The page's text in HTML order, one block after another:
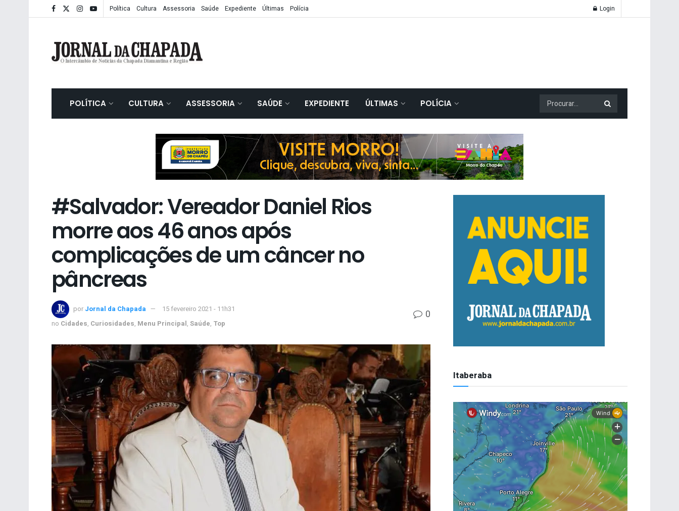
Política Cultura Assessoria Saúde Expediente Últimas Polícia Login
POLÍTICA CULTURA ASSESSORIA SAÚDE EXPEDIENTE ÚLTIMAS POLÍCIA
#Salvador: Vereador Daniel Rios
morre aos 46 anos após
complicações de um câncer no
pâncreas
por Jornal da Chapada
15 fevereiro 2021 - 11h31
no Cidades, Curiosidades, Menu Principal, Saúde, Top
0
Itaberaba